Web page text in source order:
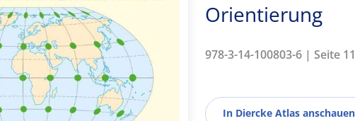
Orientierung
978-3-14-100803-6 | Seite
In Diercke Atlas anschauen